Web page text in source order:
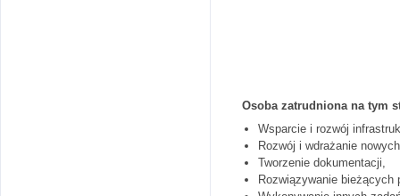
Osoba zatrudniona na tym
Wsparcie i rozwój
Rozwój i wdrażanie
Tworzenie dokumentacji,
Rozwiązywanie bieżących